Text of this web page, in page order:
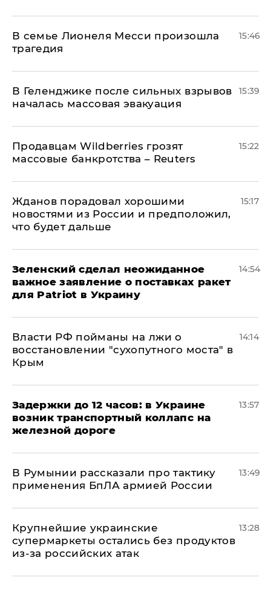
В семье Лионеля Месси произошла
трагедия
15:46
В Геленджике после сильных взрывов
началась массовая эвакуация
15:39
Продавцам Wildberries грозят
массовые банкротства – Reuters
15:22
Жданов порадовал хорошими
новостями из России и предположил,
что будет дальше
15:17
Зеленский сделал неожиданное
важное заявление о поставках ракет
для Patriot в Украину
14:54
Власти РФ пойманы на лжи о
восстановлении "сухопутного моста" в
Крым
14:14
Задержки до 12 часов: в Украине
возник транспортный коллапс на
железной дороге
13:57
В Румынии рассказали про тактику
применения БпЛА армией России
13:49
Крупнейшие украинские
супермаркеты остались без продуктов
из-за российских атак
13:28